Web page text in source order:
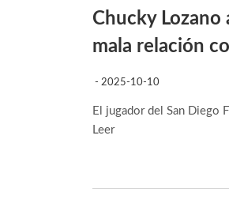
Chucky
mala relación
- 2025-10-10
El jugador del San Diego
Leer